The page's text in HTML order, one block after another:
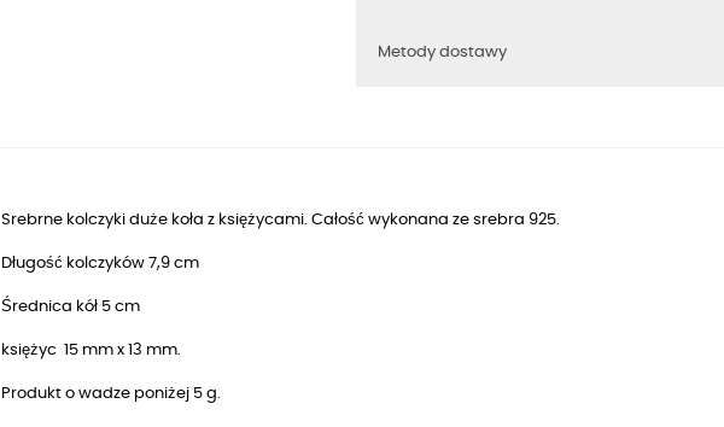
Metody dostawy
Srebrne kolczyki duże koła z księżycami. Całość wykonana ze srebra 925.
Długość kolczyków 7,9 cm
Średnica kół 5 cm
księżyc 15 mm x 13 mm.
Produkt o wadze poniżej 5 g.